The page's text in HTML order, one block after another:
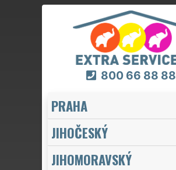
800 66 88 88
PRAHA
JIHOČESKÝ
JIHOMORAVSKÝ